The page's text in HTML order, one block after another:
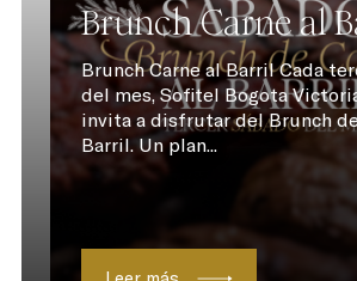
Brunch Carne al
Brunch Carne al Barril Cada
del mes, Sofitel Bogota
invita a disfrutar del Brunch
Barril. Un plan...